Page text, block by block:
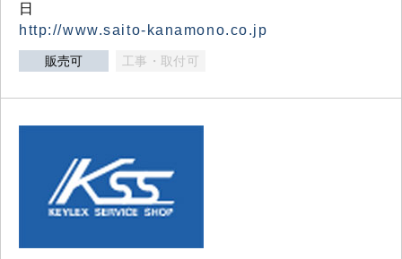
日
http://www.saito-kanamono.co.jp
販売可 工事・取付可